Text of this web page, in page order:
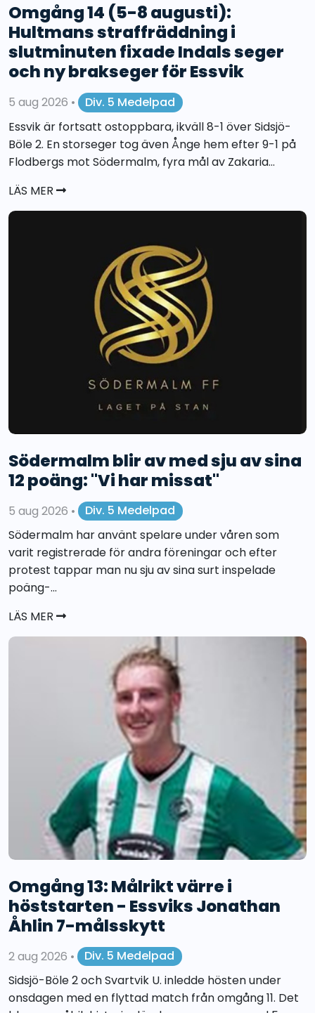
Omgång 14 (5-8 augusti):
Hultmans straffräddning i
slutminuten fixade Indals seger
och ny brakseger för Essvik
5 aug 2026 •
Div. 5 Medelpad
Essvik är fortsatt ostoppbara, ikväll 8-1 över Sidsjö-
Böle 2. En storseger tog även Ånge hem efter 9-1 på
Flodbergs mot Södermalm, fyra mål av Zakaria...
LÄS MER
Södermalm blir av med sju av sina
12 poäng: "Vi har missat"
5 aug 2026 •
Div. 5 Medelpad
Södermalm har använt spelare under våren som
varit registrerade för andra föreningar och efter
protest tappar man nu sju av sina surt inspelade
poäng-...
LÄS MER
Omgång 13: Målrikt värre i
höststarten - Essviks Jonathan
Åhlin 7-målsskytt
2 aug 2026 •
Div. 5 Medelpad
Sidsjö-Böle 2 och Svartvik U. inledde hösten under
onsdagen med en flyttad match från omgång 11. Det